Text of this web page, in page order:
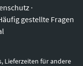
·
gestellte Fragen
Lieferzeiten für andere